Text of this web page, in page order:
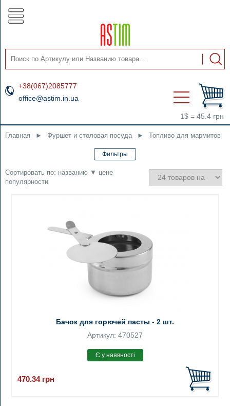
+38(067)2085777
office@astim.in.ua
1$ = 45.4 грн
Главная ► Фуршет и столовая посуда ► Топливо для мармитов
Сортировать по: названию ▼ цене
популярности
Бачок для горючей пасты - 2 шт.
Артикул: 470527
470.34 грн